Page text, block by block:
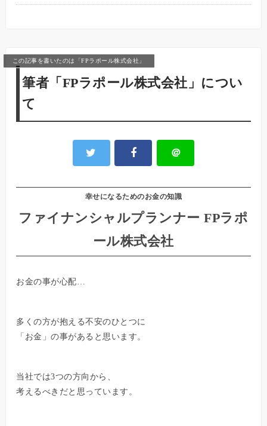
この記事を書いたのは「FPラポール株式会社」
筆者「FPラポール株式会社」につい
て
＠
幸せになるためのお金の知識
ファイナンシャルプランナー FPラポ
ール株式会社
お金の事が心配…
多くの方が抱える不安のひとつに
「お金」の事があると思います。
当社では3つの方向から、
考えるべきだと思っています。